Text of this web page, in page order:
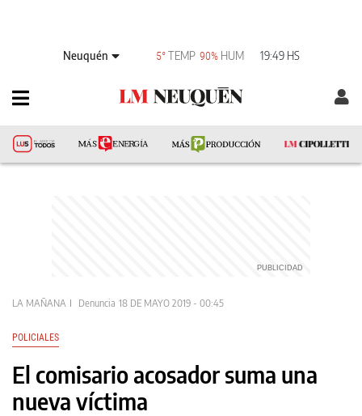
Neuquén 5° TEMP 90% HUM 19:49 HS
LA MAÑANA Denuncia 18 DE MAYO 2019 - 00:45
POLICIALES
El comisario acosador suma una
nueva víctima